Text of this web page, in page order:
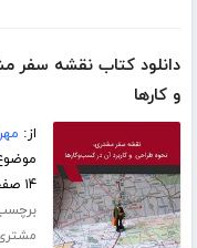
دانلود کتاب نقشه سفر
و‌ کارها
از:
۱۴ صفحه